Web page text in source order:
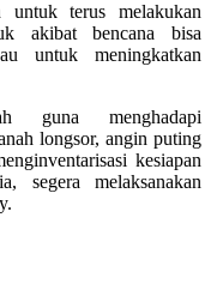
untuk terus melakukan
akibat bencana bisa
untuk meningkatkan
guna menghadapi
longsor, angin puting
kesiapan
segera melaksanakan